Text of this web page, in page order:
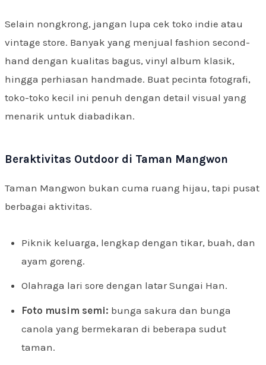
Selain nongkrong, jangan lupa cek toko indie atau
vintage store. Banyak yang menjual fashion second-
hand dengan kualitas bagus, vinyl album klasik,
hingga perhiasan handmade. Buat pecinta fotografi,
toko-toko kecil ini penuh dengan detail visual yang
menarik untuk diabadikan.
Beraktivitas Outdoor di Taman Mangwon
Taman Mangwon bukan cuma ruang hijau, tapi pusat
berbagai aktivitas.
Piknik keluarga, lengkap dengan tikar, buah, dan
ayam goreng.
Olahraga lari sore dengan latar Sungai Han.
Foto musim semi: bunga sakura dan bunga
canola yang bermekaran di beberapa sudut
taman.